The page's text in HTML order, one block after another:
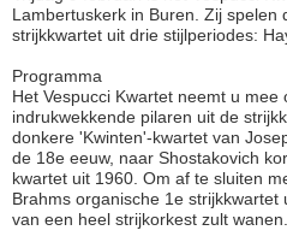
Lambertuskerk in Buren. Zij spelen
strijkkwartet uit drie stijlperiodes:
Programma
Het Vespucci Kwartet neemt u
indrukwekkende pilaren uit de
donkere 'Kwinten'-kwartet van
de 18e eeuw, naar Shostakovich
kwartet uit 1960. Om af te sluiten
Brahms organische 1e
van een heel strijkorkest zult wanen.